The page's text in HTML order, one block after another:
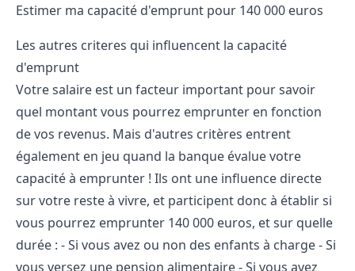
Estimer ma capacité d'emprunt pour 140 000 euros
Les autres criteres qui influencent la capacité
d'emprunt
Votre salaire est un facteur important pour savoir
quel montant vous pourrez emprunter en fonction
de vos revenus. Mais d'autres critères entrent
également en jeu quand la banque évalue votre
capacité à emprunter ! Ils ont une influence directe
sur votre reste à vivre, et participent donc à établir si
vous pourrez emprunter 140 000 euros, et sur quelle
durée : - Si vous avez ou non des enfants à charge - Si
vous versez une pension alimentaire - Si vous avez